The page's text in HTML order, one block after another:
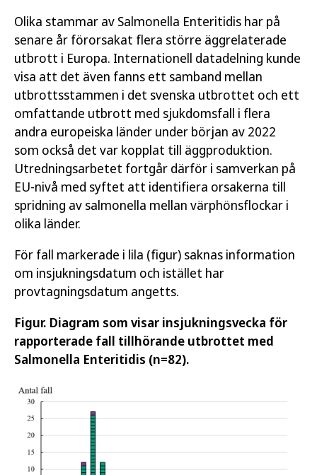
Olika stammar av Salmonella Enteritidis har på
senare år förorsakat flera större äggrelaterade
utbrott i Europa. Internationell datadelning kunde
visa att det även fanns ett samband mellan
utbrottsstammen i det svenska utbrottet och ett
omfattande utbrott med sjukdomsfall i flera
andra europeiska länder under början av 2022
som också det var kopplat till äggproduktion.
Utredningsarbetet fortgår därför i samverkan på
EU-nivå med syftet att identifiera orsakerna till
spridning av salmonella mellan värphönsflockar i
olika länder.
För fall markerade i lila (figur) saknas information
om insjukningsdatum och istället har
provtagningsdatum angetts.
Figur. Diagram som visar insjukningsvecka för
rapporterade fall tillhörande utbrottet med
Salmonella Enteritidis (n=82).